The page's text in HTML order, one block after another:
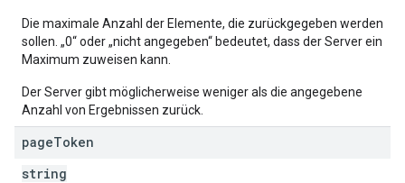
Die maximale Anzahl der Elemente, die zurückgegeben werden
sollen. „0“ oder „nicht angegeben“ bedeutet, dass der Server ein
Maximum zuweisen kann.
Der Server gibt möglicherweise weniger als die angegebene
Anzahl von Ergebnissen zurück.
pageToken
string